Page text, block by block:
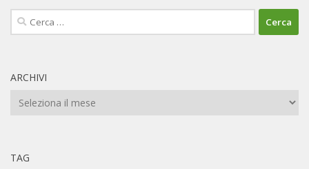
Ricerca
per:
ARCHIVI
Archivi
TAG